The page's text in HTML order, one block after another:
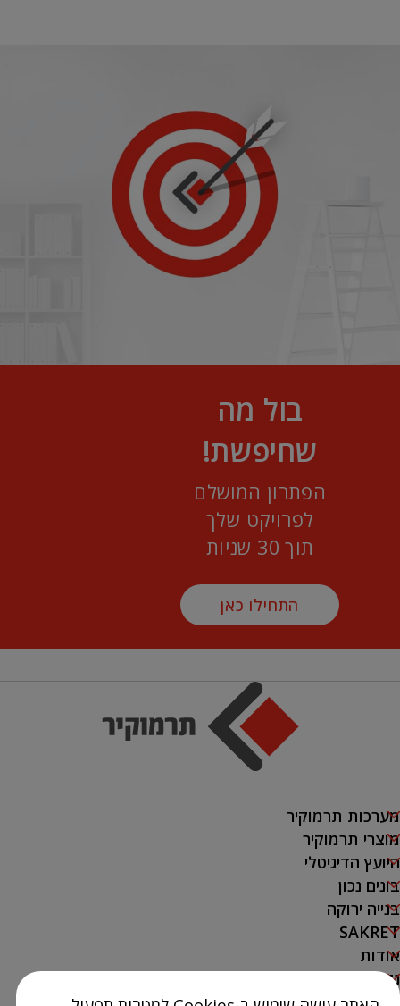
בול מה
שחיפשת!
הפתרון המושלם
לפרויקט שלך
תוך 30 שניות
התחילו כאן
מערכות תרמוקיר
מוצרי תרמוקיר
היועץ הדיגיטלי
בונים נכון
בנייה ירוקה
SAKRET
אודות
נק' מכירה